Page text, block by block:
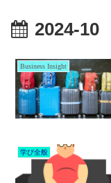
2024-10
Business Insight
学び全般